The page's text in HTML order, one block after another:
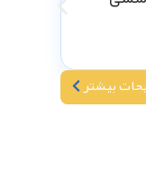
بیشتر